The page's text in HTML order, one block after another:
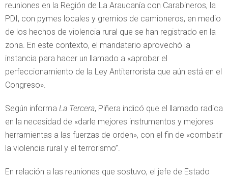
reuniones en la Región de La Araucanía con Carabineros, la
PDI, con pymes locales y gremios de camioneros, en medio
de los hechos de violencia rural que se han registrado en la
zona. En este contexto, el mandatario aprovechó la
instancia para hacer un llamado a «aprobar el
perfeccionamiento de la Ley Antiterrorista que aún está en el
Congreso».
Según informa La Tercera, Piñera indicó que el llamado radica
en la necesidad de «darle mejores instrumentos y mejores
herramientas a las fuerzas de orden», con el fin de «combatir
la violencia rural y el terrorismo”.
En relación a las reuniones que sostuvo, el jefe de Estado